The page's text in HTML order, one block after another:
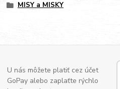
MISY a MISKY
U nás môžete platiť cez účet
GoPay alebo zaplaťte rýchlo